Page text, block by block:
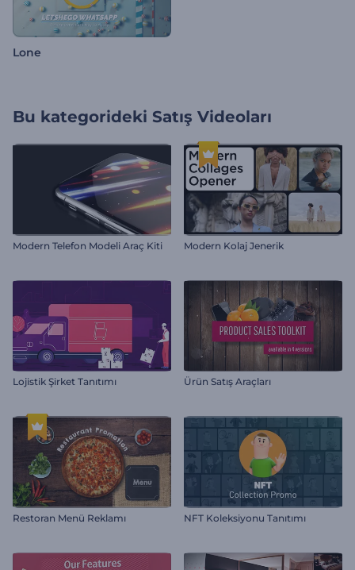
Lone
Bu kategorideki Satış Videoları
Modern Telefon Modeli Araç Kiti Modern Kolaj Jenerik
Lojistik Şirket Tanıtımı Ürün Satış Araçları
Restoran Menü Reklamı NFT Koleksiyonu Tanıtımı